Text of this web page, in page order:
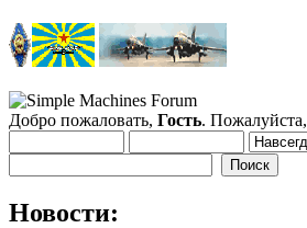
Добро пожаловать, Гость. Пожалуйста,
Новости: